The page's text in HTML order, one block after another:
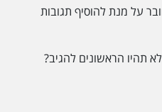
על מנת להוסיף תגובות
לא תהיו הראשונים להגיב?